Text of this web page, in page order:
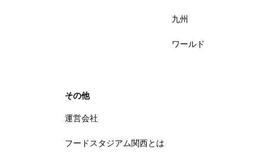
九州
ワールド
その他
運営会社
フードスタジアム関西とは